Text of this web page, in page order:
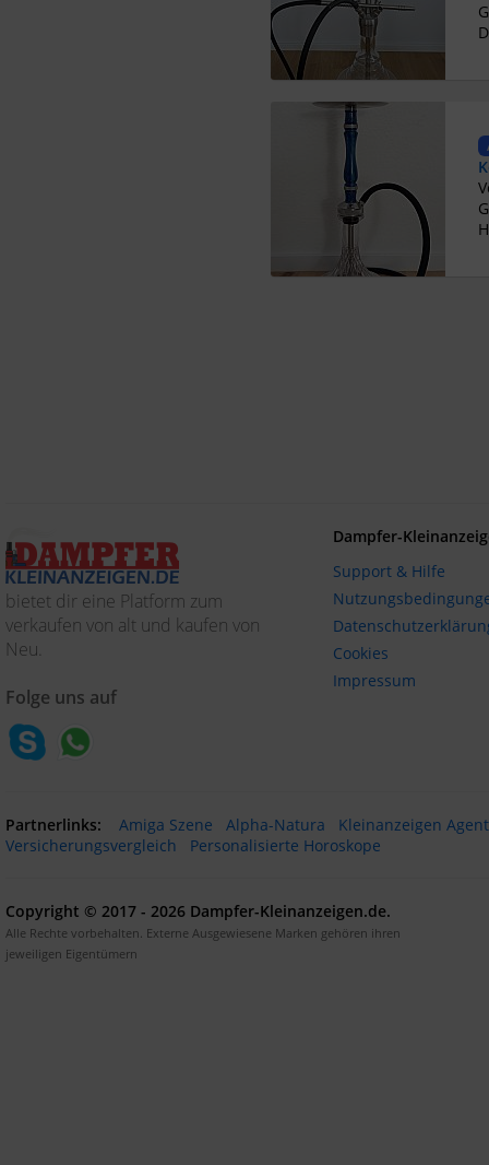
bietet dir eine Platform zum
verkaufen von alt und kaufen von
Neu.
Folge uns auf
Dampfer-
Support & Hilfe
Cookies
Impressum
Partnerlinks: Amiga Szene Alpha-Natura
Kleinanzeigen
Versicherungsvergleich
Personalisierte Horoskope
Copyright © 2017 - 2026 Dampfer-Kleinanzeigen.de.
Alle Rechte vorbehalten. Externe Ausgewiesene Marken gehören ihren
jeweiligen Eigentümern